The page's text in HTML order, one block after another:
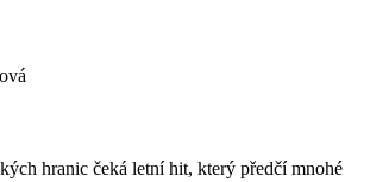
hranic čeká letní hit, který předčí mnohé